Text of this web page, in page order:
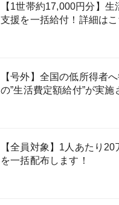
【1世帯約17,000円分】生
支援を一括給付！詳細は
【号外】全国の低所得者
の”生活費定額給付”が実施
【全員対象】1人あたり
を一括配布します！